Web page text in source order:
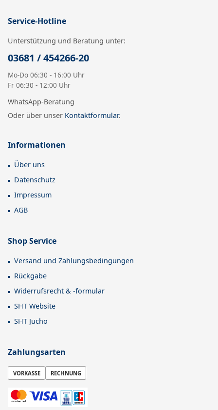
Service-Hotline
Unterstützung und Beratung unter:
03681 / 454266-20
Mo-Do 06:30 - 16:00 Uhr
Fr 06:30 - 12:00 Uhr
WhatsApp-Beratung
Oder über unser Kontaktformular.
Informationen
Über uns
Datenschutz
Impressum
AGB
Shop Service
Versand und Zahlungsbedingungen
Rückgabe
Widerrufsrecht & -formular
SHT Website
SHT Jucho
Zahlungsarten
VORKASSE RECHNUNG